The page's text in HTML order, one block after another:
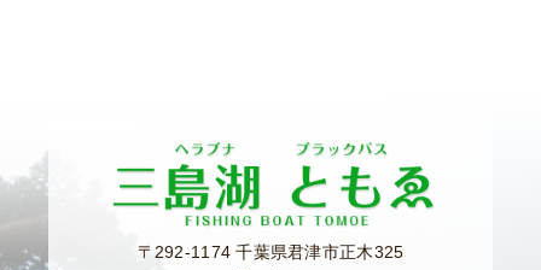
〒292-1174 千葉県君津市正木325